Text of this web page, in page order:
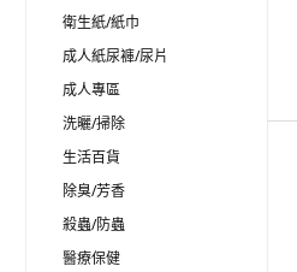
衛生紙/紙巾
成人紙尿褲/尿片
成人專區
洗曬/掃除
生活百貨
除臭/芳香
殺蟲/防蟲
醫療保健